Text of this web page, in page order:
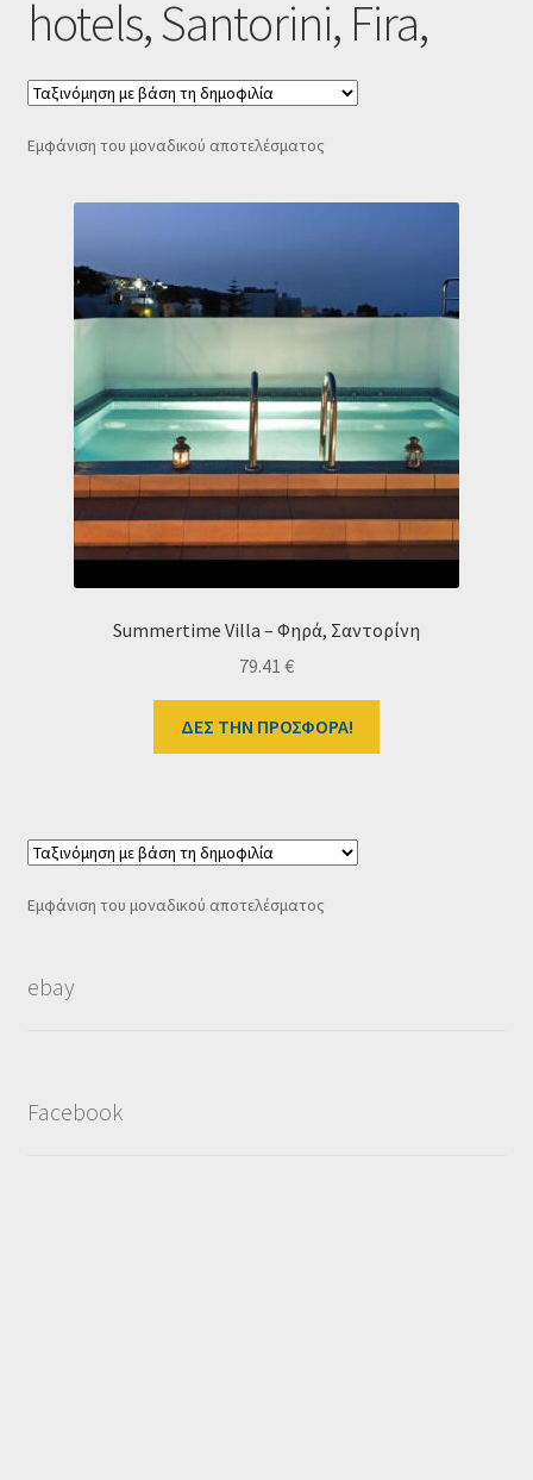
Κατάστημα
Ο λογαριασμός μου
Ταμείο
HOME
hotels, Santorini, Fira,
Εμφάνιση του μοναδικού αποτελέσματος
Summertime Villa – Φηρά, Σαντορίνη
79.41 €
ΔΕΣ ΤΗΝ ΠΡΟΣΦΟΡΑ!
Εμφάνιση του μοναδικού αποτελέσματος
ebay
Facebook